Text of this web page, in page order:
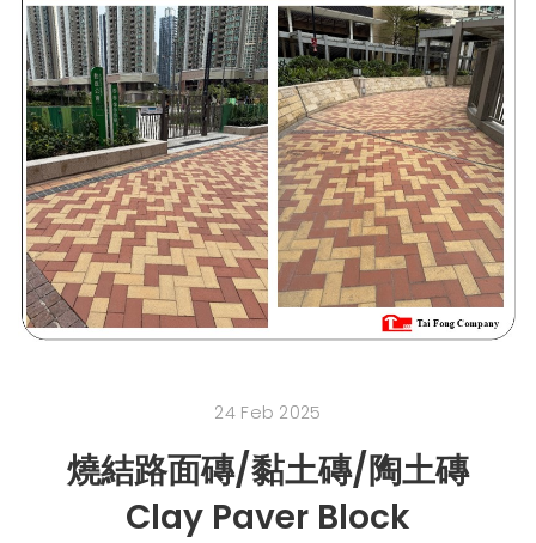
24 Feb 2025
燒結路面磚/黏土磚/陶土磚
Clay Paver Block